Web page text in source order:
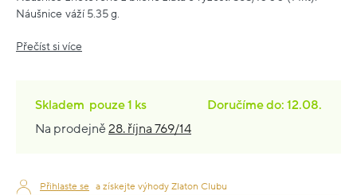
Náušnice váží 5.35 g.
Přečíst si více
Skladem pouze1 ks
Doručíme do: 12.08.
Na prodejně28. října 769/14
Přihlaste se a získejte výhody Zlaton Clubu